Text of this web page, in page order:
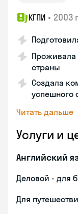
КГПИ • 2003
Проживала
страны
Создала
успешного
Читать дальше
Услуги и
Английский
Деловой - для
Для